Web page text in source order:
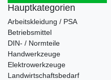
Hauptkategorien
Arbeitskleidung / PSA
Betriebsmittel
DIN- / Normteile
Handwerkzeuge
Elektrowerkzeuge
Landwirtschaftsbedarf